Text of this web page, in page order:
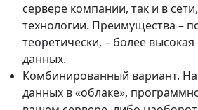
сервере компании, так и в
технологии. Преимущества –
теоретически, – более
данных.
Комбинированный вариант.
данных в «облаке»,